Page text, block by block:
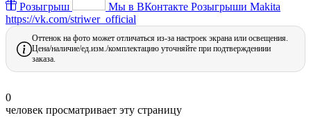
Розыгрыш Мы в ВКонтакте Розыгрыши Makita
https://vk.com/striwer_official
Оттенок на фото может отличаться из-за настроек экрана или освещения.
Цена/наличие/ед.изм./комплектацию уточняйте при подтверждениии
заказа.
0
человек просматривает эту страницу